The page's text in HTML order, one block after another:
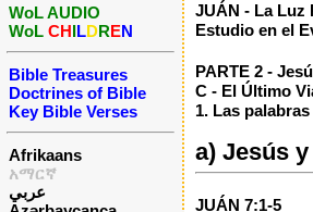
WoL AUDIO
WoL CHILDREN
Bible Treasures
Doctrines of Bible
Key Bible Verses
Afrikaans
አማርኛ
عربي
JUÁN - La Luz
Estudio en el
PARTE 2 -
C - El Último
1. Las
a) Jesús
JUÁN 7:1-5